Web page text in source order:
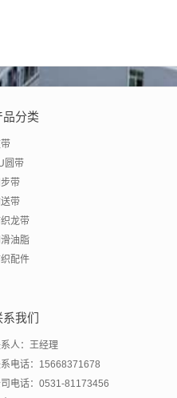
品分类
圆带
步带
带
龙带
油脂
配件
系我们
人：王经理
电话：15668371678
司电话：0531-81173456